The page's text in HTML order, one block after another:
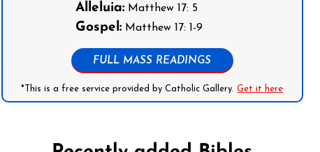
Alleluia: Matthew 17: 5
Gospel: Matthew 17: 1-9
FULL MASS READINGS
*This is a free service provided by Catholic Gallery.Get it here